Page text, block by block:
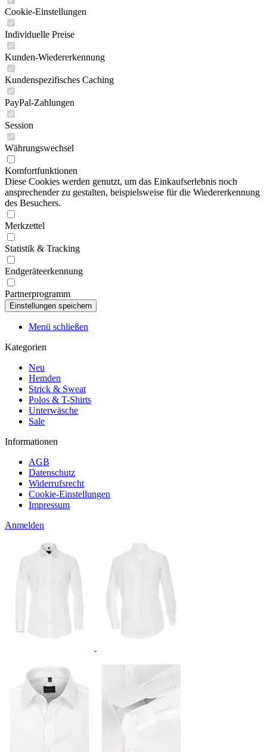
Cookie-Einstellungen
Individuelle Preise
Kunden-Wiedererkennung
Kundenspezifisches Caching
PayPal-Zahlungen
Session
Währungswechsel
Komfortfunktionen
Diese Cookies werden genutzt, um das Einkaufserlebnis noch
ansprechender zu gestalten, beispielsweise für die Wiedererkennung
des Besuchers.
Merkzettel
Statistik & Tracking
Endgeräteerkennung
Partnerprogramm
Menü schließen
Kategorien
Neu
Hemden
Strick & Sweat
Polos & T-Shirts
Unterwäsche
Sale
Informationen
AGB
Datenschutz
Widerrufsrecht
Cookie-Einstellungen
Impressum
Anmelden